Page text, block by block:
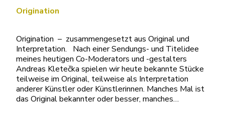
Origination
Origination – zusammengesetzt aus Original und
Interpretation. Nach einer Sendungs- und Titelidee
meines heutigen Co-Moderators und -gestalters
Andreas Kletečka spielen wir heute bekannte Stücke
teilweise im Original, teilweise als Interpretation
anderer Künstler oder Künstlerinnen. Manches Mal ist
das Original bekannter oder besser, manches…